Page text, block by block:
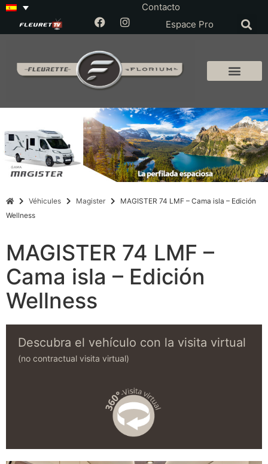
Contacto
Espace Pro
Véhicules Magister
MAGISTER 74 LMF – Cama isla – Edición
Wellness
MAGISTER 74 LMF –
Cama isla – Edición
Wellness
Descubra el vehículo con la visita virtual
(no contractual visita virtual)